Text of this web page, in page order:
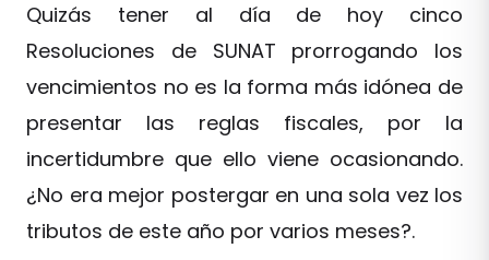
Quizás tener al día de hoy cinco
Resoluciones de SUNAT prorrogando los
vencimientos no es la forma más idónea de
presentar las reglas fiscales, por la
incertidumbre que ello viene ocasionando.
¿No era mejor postergar en una sola vez los
tributos de este año por varios meses?.